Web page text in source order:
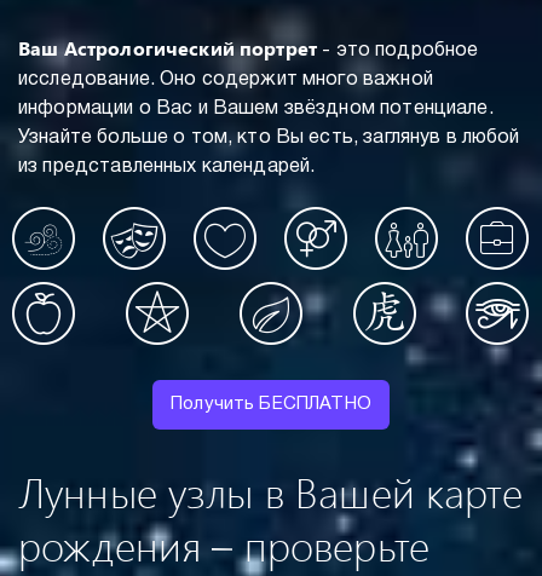
Ваш Астрологический портрет - это подробное
исследование. Оно содержит много важной
информации о Вас и Вашем звёздном потенциале.
Узнайте больше о том, кто Вы есть, заглянув в любой
из представленных календарей.
Получить БЕСПЛАТНО
Лунные узлы в Вашей карте
рождения – проверьте